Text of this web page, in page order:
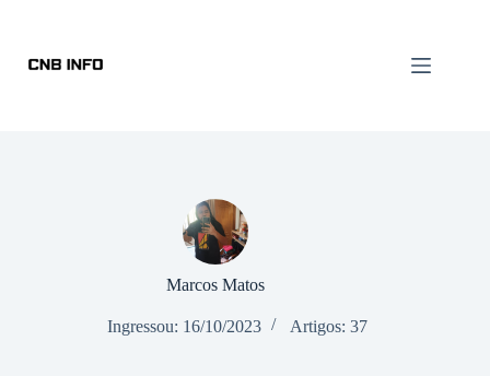
Marcos Matos
Ingressou: 16/10/2023 Artigos: 37